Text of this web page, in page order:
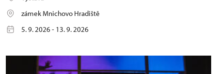
zámek Mnichovo Hradiště
5. 9. 2026 - 13. 9. 2026